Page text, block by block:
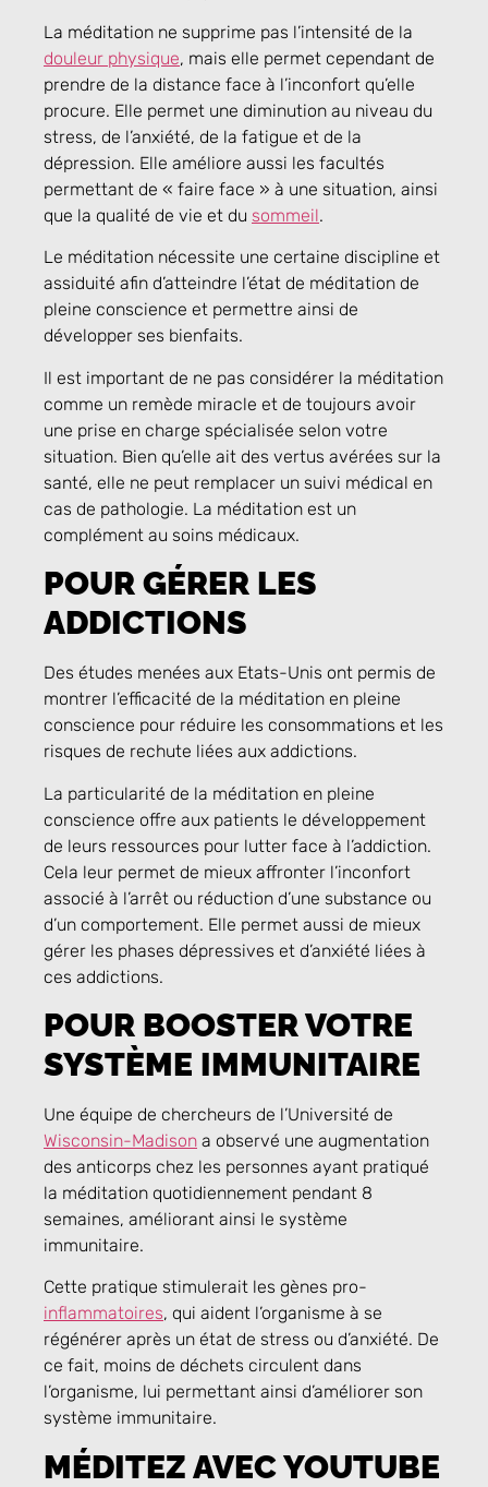
La méditation ne supprime pas l’intensité de la
douleur physique, mais elle permet cependant de
prendre de la distance face à l’inconfort qu’elle
procure. Elle permet une diminution au niveau du
stress, de l’anxiété, de la fatigue et de la
dépression. Elle améliore aussi les facultés
permettant de « faire face » à une situation, ainsi
que la qualité de vie et du sommeil.
Le méditation nécessite une certaine discipline et
assiduité afin d’atteindre l’état de méditation de
pleine conscience et permettre ainsi de
développer ses bienfaits.
Il est important de ne pas considérer la méditation
comme un remède miracle et de toujours avoir
une prise en charge spécialisée selon votre
situation. Bien qu’elle ait des vertus avérées sur la
santé, elle ne peut remplacer un suivi médical en
cas de pathologie. La méditation est un
complément au soins médicaux.
POUR GÉRER LES
ADDICTIONS
Des études menées aux Etats-Unis ont permis de
montrer l’efficacité de la méditation en pleine
conscience pour réduire les consommations et les
risques de rechute liées aux addictions.
La particularité de la méditation en pleine
conscience offre aux patients le développement
de leurs ressources pour lutter face à l’addiction.
Cela leur permet de mieux affronter l’inconfort
associé à l’arrêt ou réduction d’une substance ou
d’un comportement. Elle permet aussi de mieux
gérer les phases dépressives et d’anxiété liées à
ces addictions.
POUR BOOSTER VOTRE
SYSTÈME IMMUNITAIRE
Une équipe de chercheurs de l’Université de
Wisconsin-Madison a observé une augmentation
des anticorps chez les personnes ayant pratiqué
la méditation quotidiennement pendant 8
semaines, améliorant ainsi le système
immunitaire.
Cette pratique stimulerait les gènes pro-
inflammatoires, qui aident l’organisme à se
régénérer après un état de stress ou d’anxiété. De
ce fait, moins de déchets circulent dans
l’organisme, lui permettant ainsi d’améliorer son
système immunitaire.
MÉDITEZ AVEC YOUTUBE